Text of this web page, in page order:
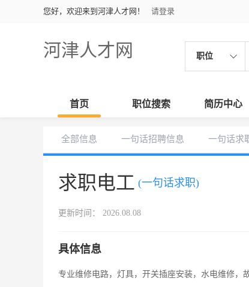
您好，欢迎来到河津人才网！ 请登录
河津人才网 职位
首页 职位搜索 简历中心
全部信息 一句话招聘信息 一句话求
求职电工 (一句话求职)
更新时间： 2026.08.08
具体信息
专业维修电路，灯具，开关插座安装，水电维修，